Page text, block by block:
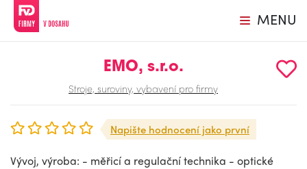
MENU
EMO, s.r.o.
Stroje, suroviny, vybavení pro firmy
Napište hodnocení jako první
Vývoj, výroba: - měřicí a regulační technika - optické